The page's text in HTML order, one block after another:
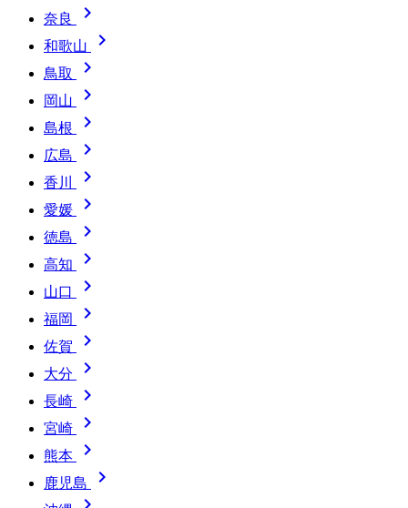
奈良 
和歌山 
鳥取 
岡山 
島根 
広島 
香川 
愛媛 
徳島 
高知 
山口 
福岡 
佐賀 
大分 
長崎 
宮崎 
熊本 
鹿児島 